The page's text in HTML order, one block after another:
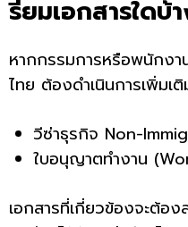
รียมเอกสารใดบ้
หากกรรมการหรือพนักงา
ไทย ต้องดำเนินการเพิ่มเติ
วีซ่าธุรกิจ Non-
ใบอนุญาตทำงาน
เอกสารที่เกี่ยวข้องจะต้